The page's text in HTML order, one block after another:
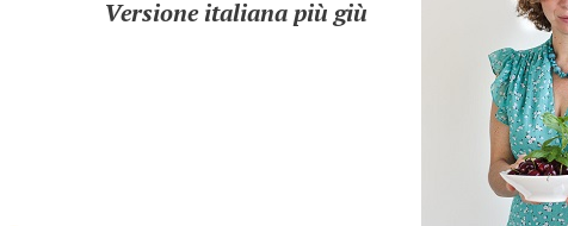
Versione italiana più giù